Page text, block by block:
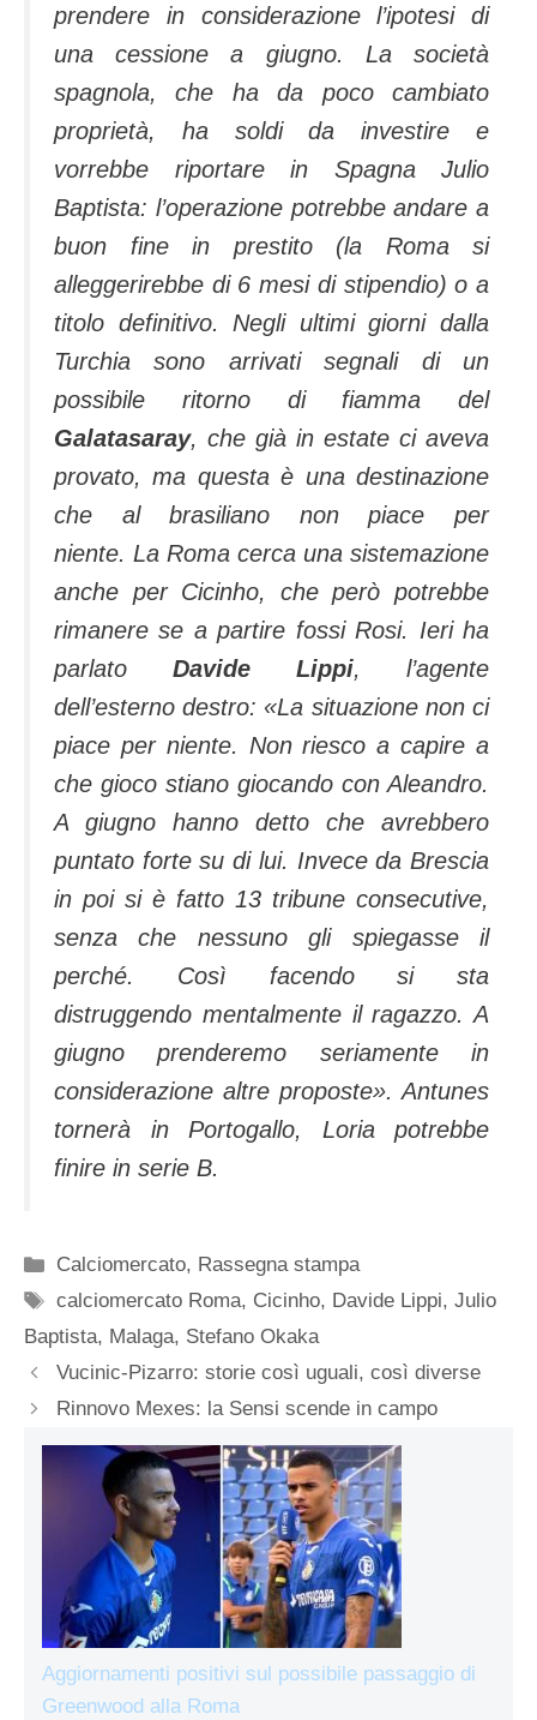
prendere in considerazione l’ipotesi di
una cessione a giugno. La società
spagnola, che ha da poco cambiato
proprietà, ha soldi da investire e
vorrebbe riportare in Spagna Julio
Baptista: l’operazione potrebbe andare a
buon fine in prestito (la Roma si
alleggerirebbe di 6 mesi di stipendio) o a
titolo definitivo. Negli ultimi giorni dalla
Turchia sono arrivati segnali di un
possibile ritorno di fiamma del
Galatasaray, che già in estate ci aveva
provato, ma questa è una destinazione
che al brasiliano non piace per
niente. La Roma cerca una sistemazione
anche per Cicinho, che però potrebbe
rimanere se a partire fossi Rosi. Ieri ha
parlato Davide Lippi, l’agente
dell’esterno destro: «La situazione non ci
piace per niente. Non riesco a capire a
che gioco stiano giocando con Aleandro.
A giugno hanno detto che avrebbero
puntato forte su di lui. Invece da Brescia
in poi si è fatto 13 tribune consecutive,
senza che nessuno gli spiegasse il
perché. Così facendo si sta
distruggendo mentalmente il ragazzo. A
giugno prenderemo seriamente in
considerazione altre proposte». Antunes
tornerà in Portogallo, Loria potrebbe
finire in serie B.
Categorie
Calciomercato, Rassegna stampa
Tag
calciomercato Roma, Cicinho, Davide Lippi,Julio
Baptista, Malaga, Stefano Okaka
Vucinic-Pizarro: storie così uguali, così diverse
Rinnovo Mexes: la Sensi scende in campo
Aggiornamenti positivi sul possibile passaggio di
Greenwood alla Roma